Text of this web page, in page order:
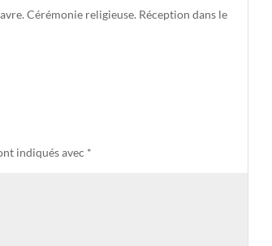
Cérémonie religieuse. Réception dans le
indiqués avec *